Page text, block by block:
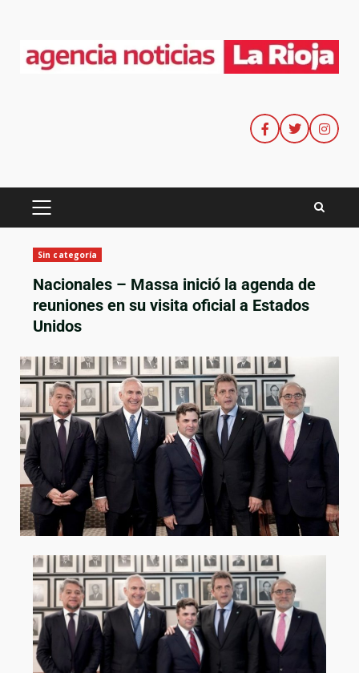
Sin categoría
Nacionales – Massa inició la agenda de
reuniones en su visita oficial a Estados
Unidos